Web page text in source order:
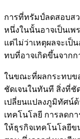
การที่ทรัมป์ลดสอบส
หนึ่งในนั้นอาจเป็นเพ
แต่ไม่ว่าเหตุผลจะเป็
ทบที่อาจเกิดขึ้นจาก
ในขณะที่ผลกระทบข
ชัดเจนในทันที สิ่งที่ชั
เปลี่ยนแปลงภูมิทัศน์
เทคโนโลยี การลดก
ให้ธุรกิจเทคโนโลยี